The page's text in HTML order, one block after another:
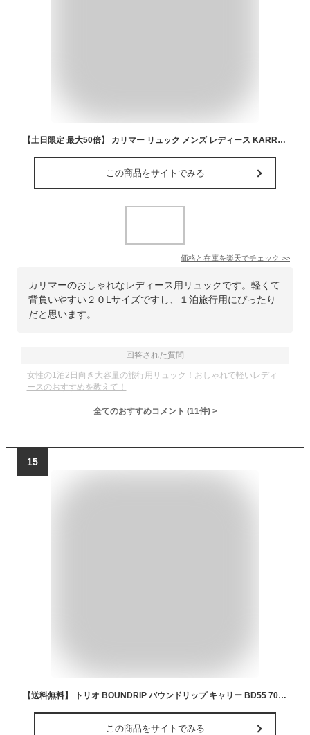
【土日限定 最大50倍】 カリマー リュック メンズ レディース KARRIMOR バッグ リュックサック 軽量 軽い 通学 通勤 旅行 アウトドア 登山 山登り ハイキング トレッキング カジュアル おしゃれ バックパック A4 20L VT day pack F 501220
この商品をサイトでみる
価格と在庫を楽天でチェック >>
カリマーのおしゃれなレディース用リュックです。軽くて
背負いやすい２０Lサイズですし、１泊旅行用にぴったり
だと思います。
回答された質問
女性の1泊2日向き大容量の旅行用リュック！おしゃれで軽いレディ
ースのおすすめを教えて！
全てのおすすめコメント (11件) >
15
【送料無料】 トリオ BOUNDRIP バウンドリップ キャリー BD55 70L ( スーツケース キャリーケース 4輪 キャリーバッグ シルバー mサイズ ストッパー付き キャリーバック 旅行 出張 トランクケース ブランド ハードキャリーケース 修学 大容量 旅行カバン コロコロ ビジネス )
この商品をサイトでみる